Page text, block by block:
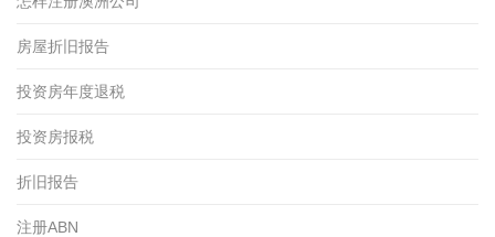
房屋折旧报告
投资房年度退税
投资房报税
折旧报告
注册ABN